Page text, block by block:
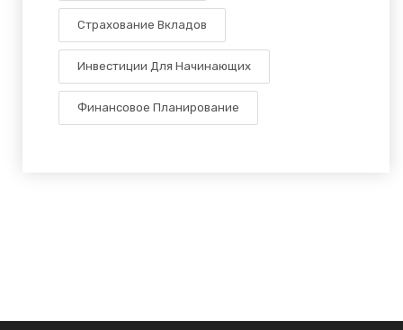
Страхование Вкладов
Инвестиции Для Начинающих
Финансовое Планирование